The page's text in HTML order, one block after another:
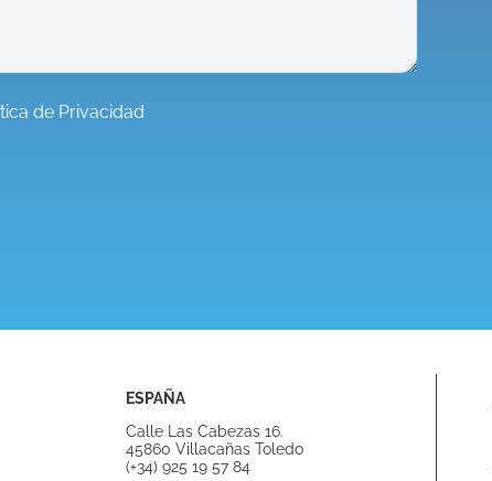
de Privacidad
ESPAÑA
Calle Las Cabezas 16.
45860 Villacañas Toledo
(+34) 925 19 57 84